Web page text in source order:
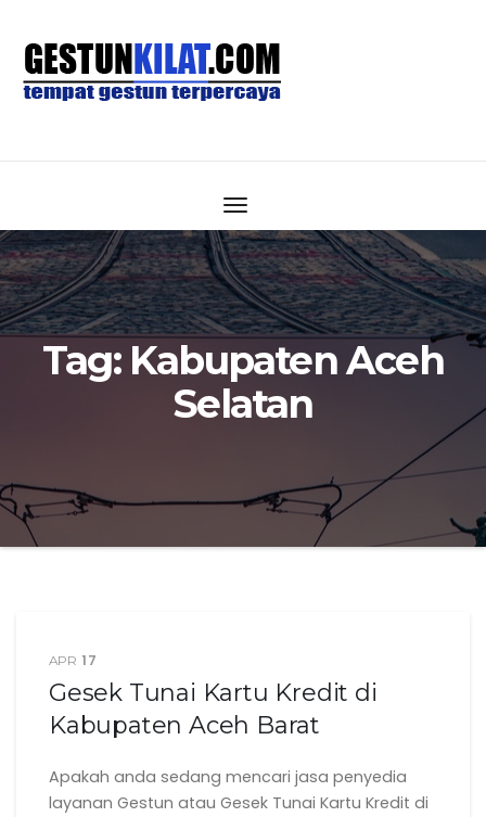
Tag: Kabupaten Aceh
Selatan
APR 17
Gesek Tunai Kartu Kredit di
Kabupaten Aceh Barat
Apakah anda sedang mencari jasa penyedia
layanan Gestun atau Gesek Tunai Kartu Kredit di